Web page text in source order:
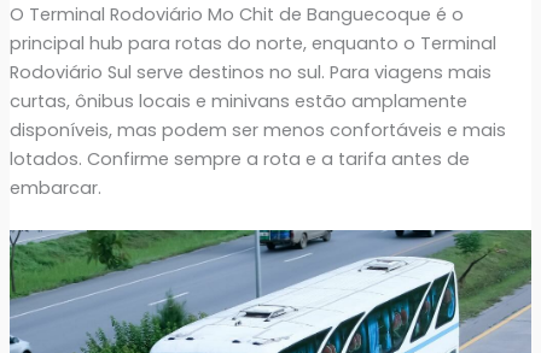
O Terminal Rodoviário Mo Chit de Banguecoque é o
principal hub para rotas do norte, enquanto o Terminal
Rodoviário Sul serve destinos no sul. Para viagens mais
curtas, ônibus locais e minivans estão amplamente
disponíveis, mas podem ser menos confortáveis e mais
lotados. Confirme sempre a rota e a tarifa antes de
embarcar.